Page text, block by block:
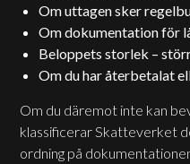
Om uttagen sker
Om dokumentation för
Beloppets storlek –
Om du har återbetalat
Om du däremot inte kan
klassificerar Skatteverket
ordning på